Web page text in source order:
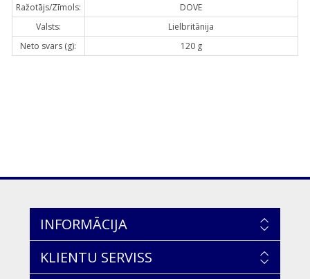
Ražotājs/Zīmols:
DOVE
Valsts:
Lielbritānija
Neto svars (g):
120 g
INFORMĀCIJA
KLIENTU SERVISS